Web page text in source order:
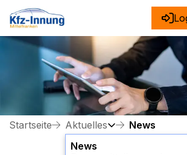
Startseite
Aktuelles
News
News